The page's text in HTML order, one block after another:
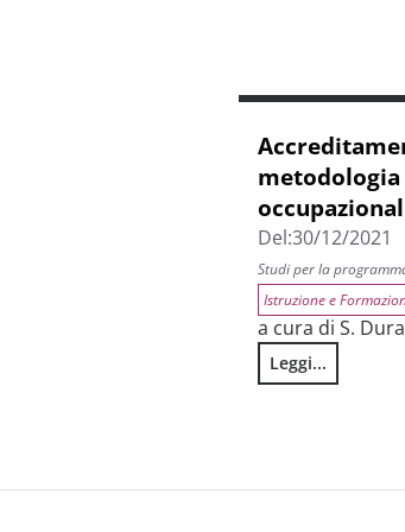
Del:30/12/2021
Studi per la
Istruzione e
a cura di S.
Leggi...
Accreditamento